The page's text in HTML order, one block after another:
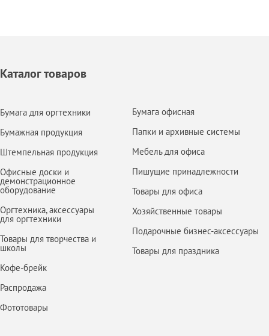
Каталог товаров
Бумага для оргтехники
Бумажная продукция
Штемпельная продукция
Офисные доски и
демонстрационное
оборудование
Оргтехника, аксессуары
для оргтехники
Товары для творчества и
школы
Кофе-брейк
Распродажа
Фототовары
Бумага офисная
Папки и архивные системы
Мебель для офиса
Пишущие принадлежности
Товары для офиса
Хозяйственные товары
Подарочные бизнес-аксессуары
Товары для праздника